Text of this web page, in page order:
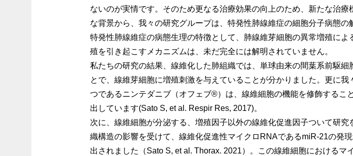
ないのが実情です。そのため更なる治療効果の向上のため、新たな治
な背景から、我々の研究グループは、特発性肺線維症の細胞分子病態の
特発性肺線維症の病態生理の特徴として、肺線維芽細胞の異常増殖に
殖を引き起こすメカニズムは、未だ完全には解明されていません。
私たちの研究の結果、線維化した肺組織では、単球由来の間葉系前駆
とで、線維芽細胞に増殖刺激を与えていることが分かりました。更に
つであるニンテダニブ（オフェブ®）は、線維細胞の機能を修飾する
出しています(Sato S, et al. Respir Res, 2017)。
次に、線維細胞が分泌する、増殖因子以外の線維化促進因子ついて研
織構造の影響を受けて、線維化促進性マイクロRNAであるmiR-21の発
出されました（Sato S, et al. Thorax. 2021）。この線維細胞における